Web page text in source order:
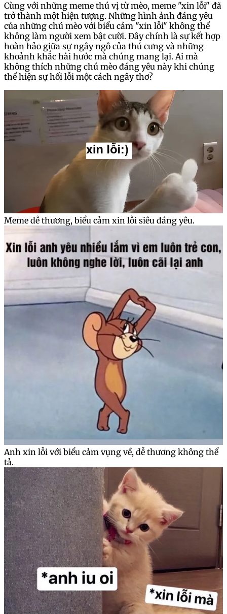
Cùng với những meme thú vị từ mèo, meme "xin lỗi" đã
trở thành một hiện tượng. Những hình ảnh đáng yêu
của những chú mèo với biểu cảm "xin lỗi" không thể
không làm người xem bật cười. Đây chính là sự kết hợp
hoàn hảo giữa sự ngây ngô của thú cưng và những
khoảnh khắc hài hước mà chúng mang lại. Ai mà
không thích những chú mèo đáng yêu này khi chúng
thể hiện sự hối lỗi một cách ngây thơ?
Meme dễ thương, biểu cảm xin lỗi siêu đáng yêu.
Anh xin lỗi với biểu cảm vụng về, dễ thương không thể
tả.